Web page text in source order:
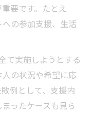
要です。たとえ
の参加支援、生活
て実施しようとする
の状況や希望に応
例として、支援内
ったケースも見ら